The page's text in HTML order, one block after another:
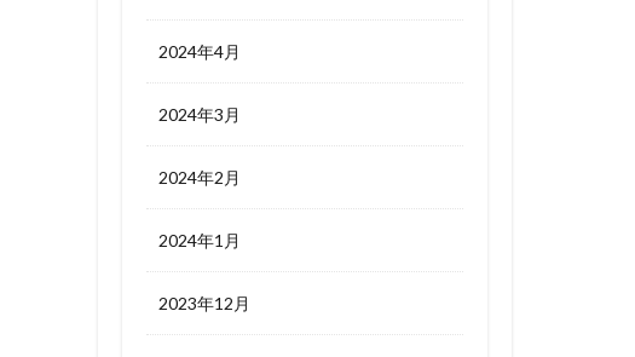
2024年4月
2024年3月
2024年2月
2024年1月
2023年12月